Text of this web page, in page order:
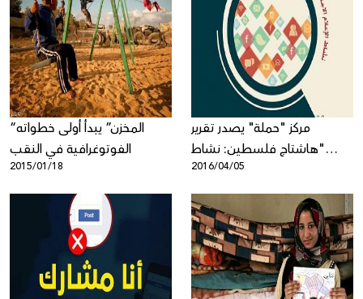
“المخزن” يبدأ أولى خطواته
الفوتوغرافية في النقب
2015/01/18
مركز "حملة" يصدر تقرير
"هاشتاج فلسطين: نشاط
الإعلام الاجتماعي الفلسطيني
خلال العام 2015"
2016/04/05